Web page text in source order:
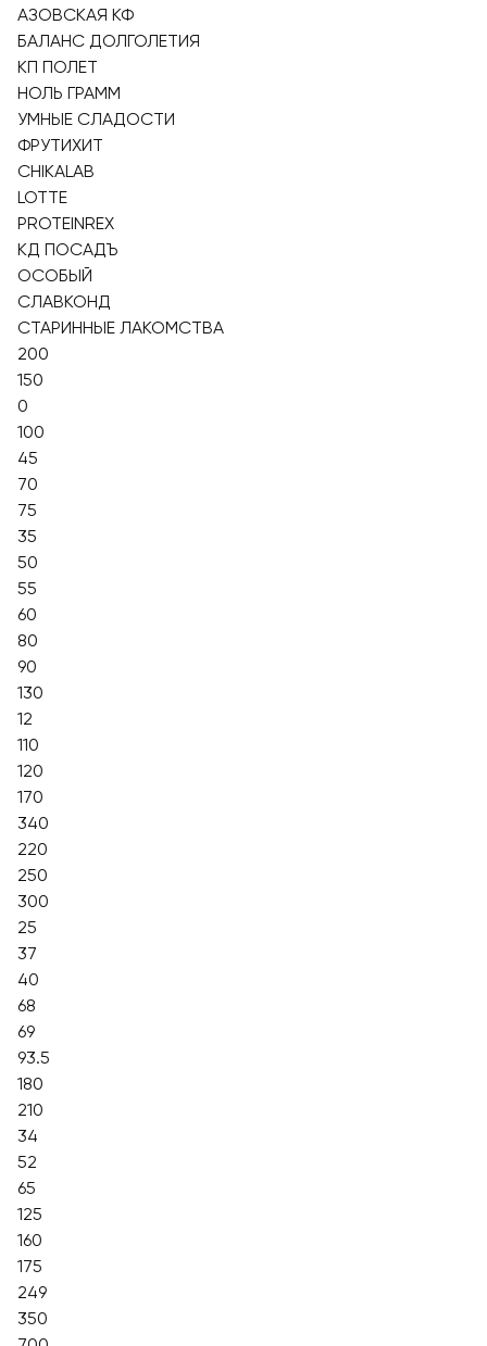
АЗОВСКАЯ КФ
БАЛАНС ДОЛГОЛЕТИЯ
КП ПОЛЕТ
НОЛЬ ГРАММ
УМНЫЕ СЛАДОСТИ
ФРУТИХИТ
CHIKALAB
LOTTE
PROTEINREX
КД ПОСАДЪ
ОСОБЫЙ
СЛАВКОНД
СТАРИННЫЕ ЛАКОМСТВА
200
150
0
100
45
70
75
35
50
55
60
80
90
130
12
110
120
170
340
220
250
300
25
37
40
68
69
93.5
180
210
34
52
65
125
160
175
249
350